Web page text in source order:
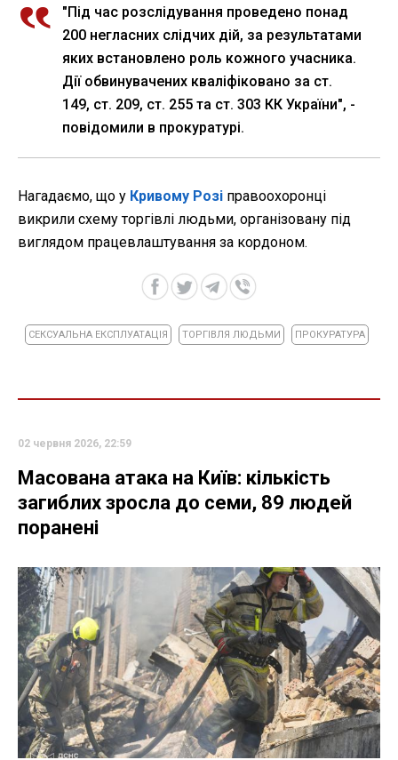
"Під час розслідування проведено понад
200 негласних слідчих дій, за результатами
яких встановлено роль кожного учасника.
Дії обвинувачених кваліфіковано за ст.
149, ст. 209, ст. 255 та ст. 303 КК України", -
повідомили в прокуратурі.
Нагадаємо, що у Кривому Розі правоохоронці
викрили схему торгівлі людьми, організовану під
виглядом працевлаштування за кордоном.
СЕКСУАЛЬНА ЕКСПЛУАТАЦІЯ ТОРГІВЛЯ ЛЮДЬМИ ПРОКУРАТУРА
02 червня 2026, 22:59
Масована атака на Київ: кількість
загиблих зросла до семи, 89 людей
поранені